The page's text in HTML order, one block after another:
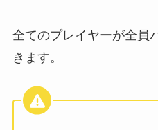
全てのプレイヤーが全員
きます。